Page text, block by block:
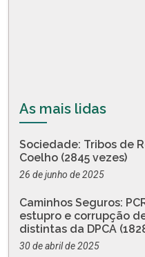
As mais lidas
Sociedade: Tribos de
Coelho (2845 vezes)
26 de junho de 2025
Caminhos Seguros:
estupro e corrupção
distintas da DPCA
30 de abril de 2025